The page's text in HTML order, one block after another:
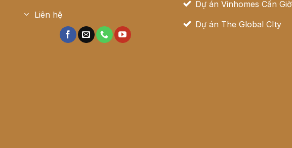
Liên hệ
Dự án Vinhomes Cần Giờ
Dự án The Global CIty